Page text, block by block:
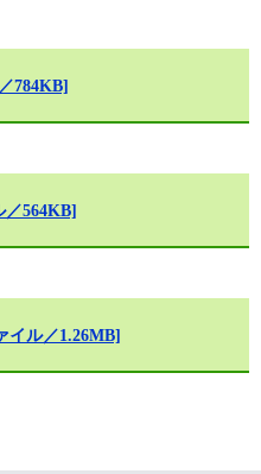
784KB]
／564KB]
イル／1.26MB]